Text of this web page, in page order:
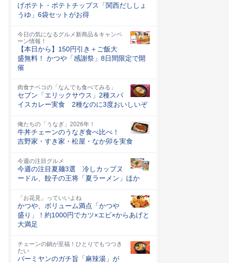
げポテト・ポテトチップス「関西だししょ
うゆ」6袋セットがお得
今日の気になるグルメ新商品＆キャンペ
ーン情報！
【本日から】150円引き＋ご飯大
盛無料！ かつや「感謝祭」8日間限定で開
催
肉食ナベコの「なんでも食べてみる」
セブン「エリックサウス」2種スパ
イスカレー実食 2種なのに3度おいしいぞ
俺たちの「うなぎ」2026年！
牛丼チェーンのうなぎ食べ比べ！
吉野家・すき家・松屋・なか卯を実食
今週の注目グルメ
今週の注目夏麺3選 冷しカップヌ
ードル、餃子の王将「夏ラーメン」ほか
「お花見」っていいよね
かつや、ボリューム満点「かつや
盛り」！約1000円でカツ×エビ×からあげと
大満足
チェーンの鍋が至福！ひとりでもつつき
たい
バーミヤンのガチ旨「麻辣湯」が